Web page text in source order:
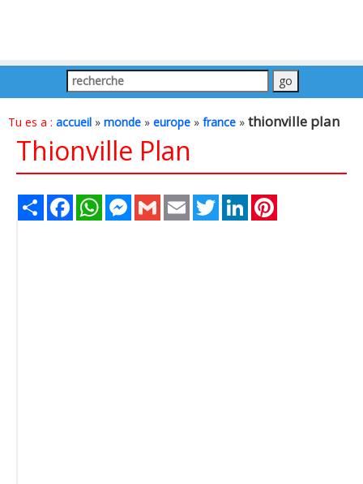
Tu es a : accueil » monde » europe » france » thionville plan
Thionville Plan
Share FacebookWhatsAppMessenger
Gmail Email TwitterLinkedIn